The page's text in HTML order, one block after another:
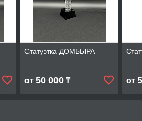
Статуэтка ДОМБЫРА
от 50 000₸ от